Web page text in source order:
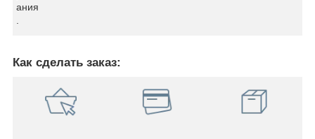
ания
Как сделать заказ: